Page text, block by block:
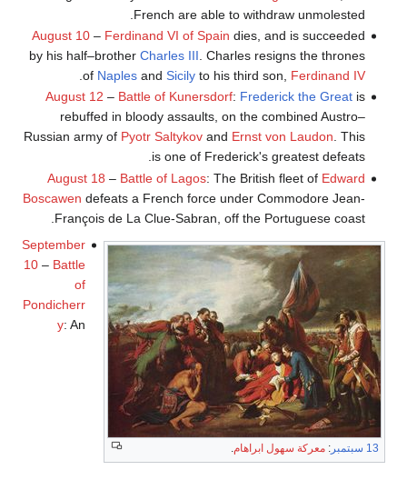
French are able to withdraw unmolested.
August 10– Ferdinand VI of Spain dies, and is succeeded
by his half–brother Charles III . Charles resigns the thrones
of Naplesand Sicilyto his third son, Ferdinand IV
August 12 – Battle of Kunersdorf: Frederick the Greatis
rebuffed in bloody assaults, on the combined Austro–
Russian army of Pyotr Saltykovand Ernst von Laudon. This
is one of Frederick's greatest defeats.
August 18 – Battle of Lagos: The British fleet of Edward
Boscawen defeats a French force under Commodore Jean-
François de La Clue-Sabran, off the Portuguese coast.
13 سبتمبر : معركة سهول ابراهام
September
10 – Battle
of
Pondicherr
y: An